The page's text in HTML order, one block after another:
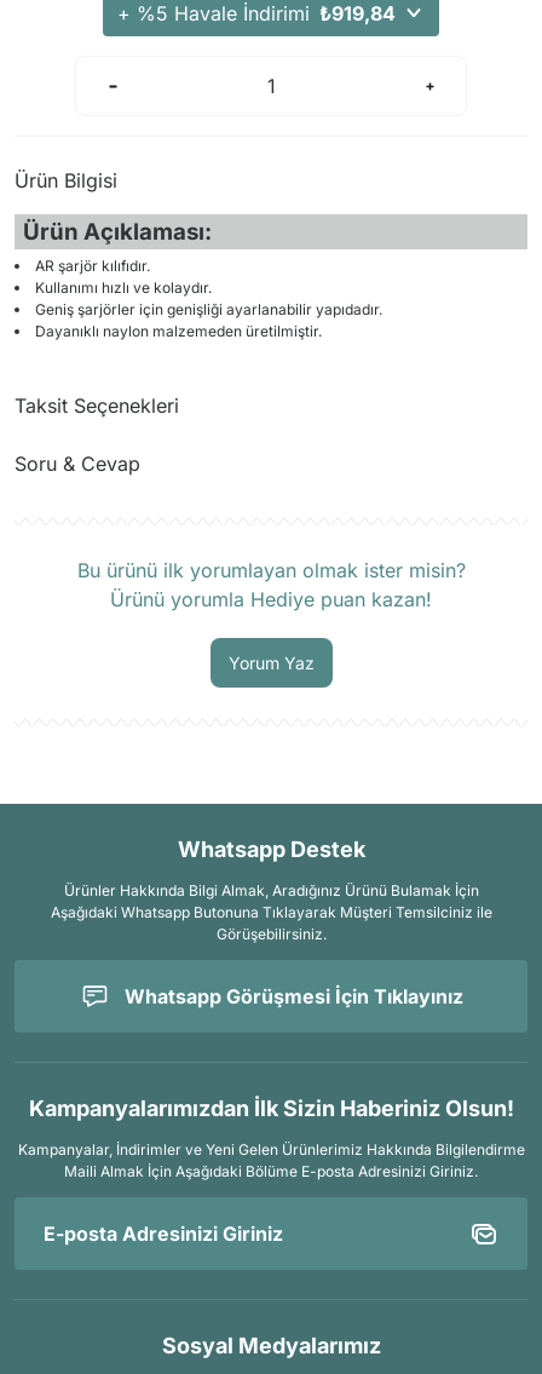
+ %5 Havale İndirimi ₺919,84
Ürün Bilgisi
Ürün Açıklaması:
AR şarjör kılıfıdır.
Kullanımı hızlı ve kolaydır.
Geniş şarjörler için genişliği ayarlanabilir yapıdadır.
Dayanıklı naylon malzemeden üretilmiştir.
Taksit Seçenekleri
Soru & Cevap
Bu ürünü ilk yorumlayan olmak ister misin?
Ürünü yorumla Hediye puan kazan!
Yorum Yaz
Whatsapp Destek
Ürünler Hakkında Bilgi Almak, Aradığınız Ürünü Bulamak İçin
Aşağıdaki Whatsapp Butonuna Tıklayarak Müşteri Temsilciniz ile
Görüşebilirsiniz.
Whatsapp Görüşmesi İçin Tıklayınız
Kampanyalarımızdan İlk Sizin Haberiniz Olsun!
Kampanyalar, İndirimler ve Yeni Gelen Ürünlerimiz Hakkında Bilgilendirme
Maili Almak İçin Aşağıdaki Bölüme E-posta Adresinizi Giriniz.
Sosyal Medyalarımız